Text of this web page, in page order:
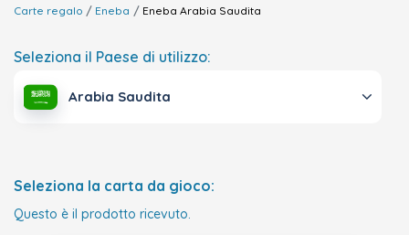
Carte regalo Eneba Eneba Arabia Saudita
Seleziona il Paese di utilizzo:
Arabia Saudita
Seleziona la carta da gioco:
Questo è il prodotto ricevuto.